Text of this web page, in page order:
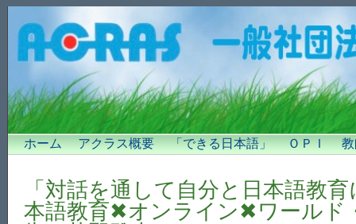
ホーム アクラス概要 「できる日本語」 ＯＰＩ
「対話を通して自分と日本語教
本語教育✖オンライン✖ワールド